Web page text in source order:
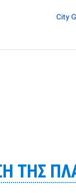
City
ΤΗΣ